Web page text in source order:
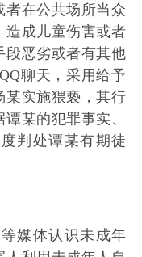
者在公共场所当众
造成儿童伤害或者
段恶劣或者有其他
聊天，采用给予
某实施猥亵，其行
某的犯罪事实、
判处谭某有期徒
媒体认识未成年